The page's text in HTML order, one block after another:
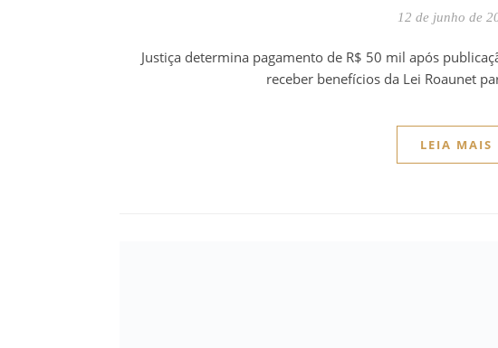
12 de junho de
Justiça determina pagamento de R$ 50 mil após
receber benefícios da Lei Roaunet
LEIA MAIS